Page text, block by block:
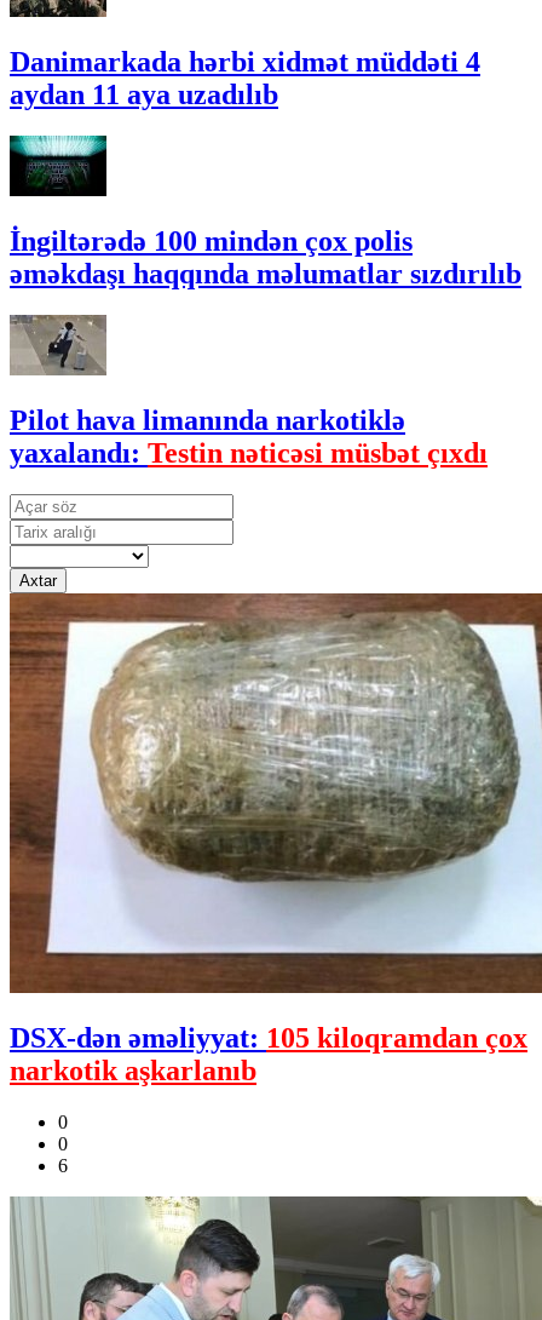
Danimarkada hərbi xidmət müddəti 4
aydan 11 aya uzadılıb
İngiltərədə 100 mindən çox polis
əməkdaşı haqqında məlumatlar sızdırılıb
Pilot hava limanında narkotiklə
yaxalandı: Testin nəticəsi müsbət çıxdı
Axtar
DSX-dən əməliyyat: 105 kiloqramdan çox
narkotik aşkarlanıb
0
0
6